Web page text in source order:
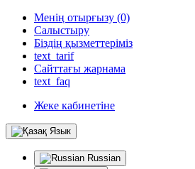
Менің отырғызу (0)
Салыстыру
Біздің қызметтеріміз
text_tarif
Сайттағы жарнама
text_faq
Жеке кабинетіне
Язык
Russian